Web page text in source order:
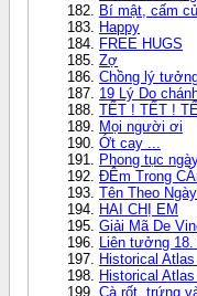
Bí mật, cấm
Happy
FREE HUGS
Zợ
Chồng lý tưởng
19 Lý Do
TẾT ! TẾT !
Mọi người ơi
Ớt cay ...
Phong tục
ĐÊm Trong
Tên Theo
HAI CHỊ EM
Giải Mã De
Liên tưởng
Historical
Historical
Cà rốt, trứng